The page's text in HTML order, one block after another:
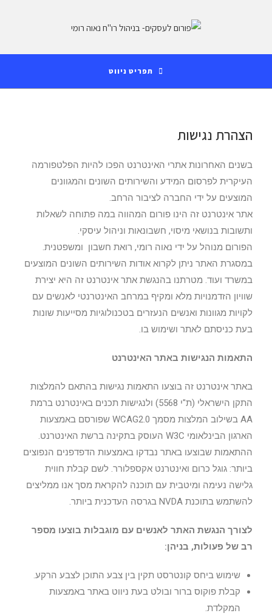
תפריט ניווט
הצהרת נגישות
בשנים האחרונות אתרי האינטרנט הפכו להיות הפלטפורמה
העיקרית לפרסום המידע והשירותים השונים והמגוונים
המוצעים על ידי החברה לציבור הרחב.
אתר אינטרנט זה הינו פורום המהווה במה פתוחה לשאלות
ותשובות בנושאי מיסוי, חשבונאות וניהול עיסקי.
הפורום מנוהל על ידי נאוה רומי, רואת חשבון ומשפטנית.
במסגרת האתר ניתן לקרוא אודות השירותים השונים המוצעים
במשרד ועוד. מטרתנו בהנגשת אתר אינטרנט זה היא יצירת
שוויון הזדמנויות מלא ומקיף במרחב האינטרנטי לאנשים עם
לקויות מגוונות ואנשים הנעזרים בטכנולוגיות מסייעות שונות
בעת כניסתם לאתר ושימוש בו.
התאמות הנגישות באתר האינטרנט
באתר אינטרנט זה בוצעו התאמות נגישות בהתאם להמלצות
התקן הישראלי (ת"י 5568) ולנגישות תכנים באינטרנט ברמת
AA בשילוב המלצות מסמך WCAG2.0 שפורסם באמצעות
הארגון הבינלאומי W3C העוסק בתקינה ברשת האינטרנט.
ההתאמות שבוצעו באתר נבדקו באמצעות הדפדפנים הנפוצים
ביותר: גוגל כרום ואינטרנט אקספלורר. לשם קבלת חווית
גלישה נעימה ומיטבית עם תוכנה להקראת מסך אנו ממליצים
להשתמש בתוכנת NVDA בגרסה העדכנית ביותר.
לצורך הנגשת האתר לאנשים עם מוגבלות בוצעו מספר
רב של פעולות, בניהן:
שימוש ביחס קונטרסט תקין בין צבע התוכן לצבע הרקע.
קבלת פוקוס ברור ובולט בעת ניווט באתר באמצעות
המקלדת.